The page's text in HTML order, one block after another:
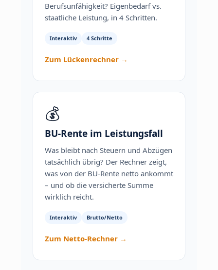
Berufsunfähigkeit? Eigenbedarf vs.
staatliche Leistung, in 4 Schritten.
Interaktiv 4 Schritte
Zum Lückenrechner →
💰
BU-Rente im Leistungsfall
Was bleibt nach Steuern und Abzügen
tatsächlich übrig? Der Rechner zeigt,
was von der BU-Rente netto ankommt
– und ob die versicherte Summe
wirklich reicht.
Interaktiv Brutto/Netto
Zum Netto-Rechner →